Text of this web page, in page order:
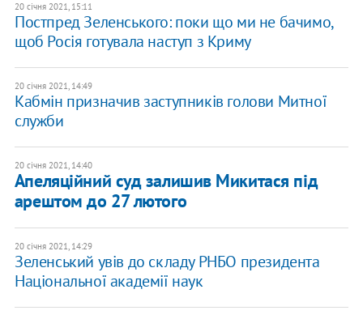
20 січня 2021, 15:11
Постпред Зеленського: поки що ми не бачимо,
щоб Росія готувала наступ з Криму
20 січня 2021, 14:49
Кабмін призначив заступників голови Митної
служби
20 січня 2021, 14:40
Апеляційний суд залишив Микитася під
арештом до 27 лютого
20 січня 2021, 14:29
Зеленський увів до складу РНБО президента
Національної академії наук